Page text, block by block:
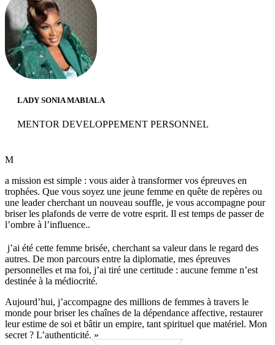
LADY SONIA MABIALA
MENTOR DEVELOPPEMENT PERSONNEL
M
a mission est simple : vous aider à transformer vos épreuves en
trophées. Que vous soyez une jeune femme en quête de repères ou
une leader cherchant un nouveau souffle, je vous accompagne pour
briser les plafonds de verre de votre esprit. Il est temps de passer de
l’ombre à l’influence..
j’ai été cette femme brisée, cherchant sa valeur dans le regard des
autres. De mon parcours entre la diplomatie, mes épreuves
personnelles et ma foi, j’ai tiré une certitude : aucune femme n’est
destinée à la médiocrité.
Aujourd’hui, j’accompagne des millions de femmes à travers le
monde pour briser les chaînes de la dépendance affective, restaurer
leur estime de soi et bâtir un empire, tant spirituel que matériel. Mon
secret ? L’authenticité. »